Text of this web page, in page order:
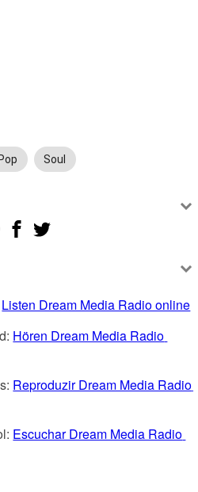
Pop Soul
Listen Dream Media Radio online
Hören Dream Media Radio
Reproduzir Dream Media Radio
Escuchar Dream Media Radio